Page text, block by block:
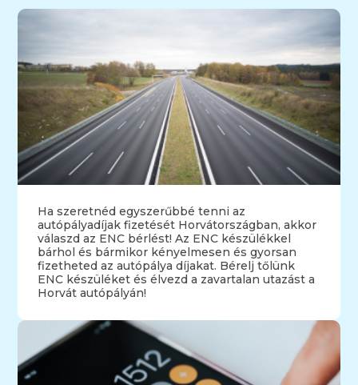
Ha szeretnéd egyszerűbbé tenni az
autópályadíjak fizetését Horvátországban, akkor
válaszd az ENC bérlést! Az ENC készülékkel
bárhol és bármikor kényelmesen és gyorsan
fizetheted az autópálya díjakat. Bérelj tőlünk
ENC készüléket és élvezd a zavartalan utazást a
Horvát autópályán!